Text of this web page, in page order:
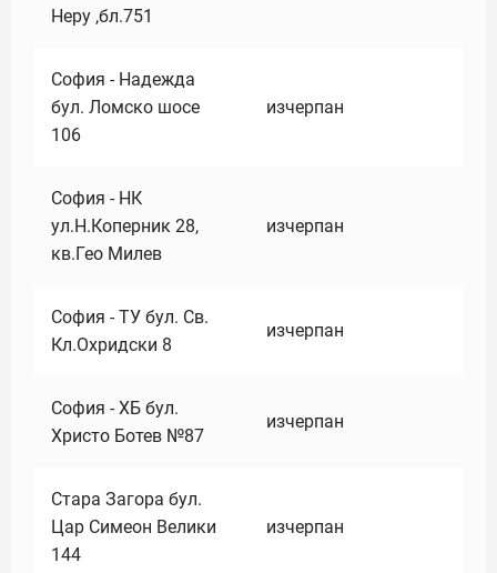
Неру ,бл.751
София - Надежда
бул. Ломско шосе
106
изчерпан
София - НК
ул.Н.Коперник 28,
кв.Гео Милев
изчерпан
София - ТУ бул. Св.
Кл.Охридски 8
изчерпан
София - ХБ бул.
Христо Ботев №87
изчерпан
Стара Загора бул.
Цар Симеон Велики
144
изчерпан